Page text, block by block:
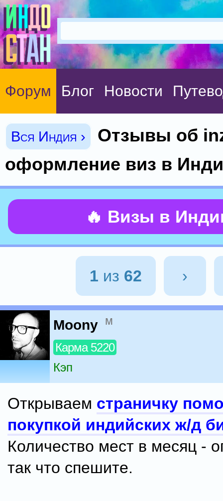
Форум Блог Новости
Вся Индия ›
Отзывы об
оформление виз в
🔥 Визы в
1 из 62 ›
Moony м
Карма 5220
Кэп
Открываем страничку
покупкой индийских ж/д
Количество мест в месяц -
так что спешите.